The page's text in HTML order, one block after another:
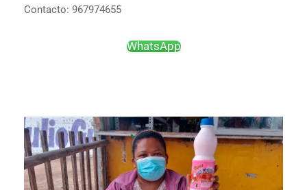
Contacto: 967974655
WhatsApp